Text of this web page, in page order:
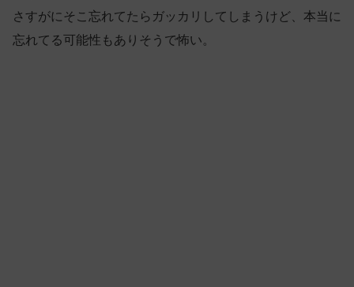
さすがにそこ忘れてたらガッカリしてしまうけど、本当に
忘れてる可能性もありそうで怖い。